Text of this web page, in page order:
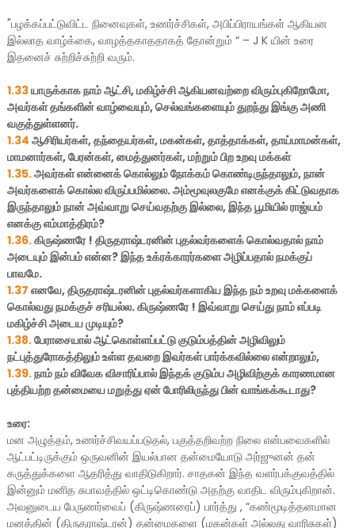
"பழக்கப்பட்டுவிட்ட நினைவுகள், உணர்ச்சிகள், அபிப்பிராயங்கள் ஆகியன
இல்லாத வாழ்க்கை, வாழத்தகாததாகத் தோன்றும் “ – J K யின் உரை
இதனைச் சுற்றிச்சுற்றி வரும்.
1.33யாருக்காக நாம் ஆட்சி, மகிழ்ச்சி ஆகியனவற்றை விரும்புகிறோமோ,
அவர்கள் தங்களின் வாழ்வையும், செல்வங்களையும் துறந்து இங்கு அணி
வகுத்துள்ளனர்.
1.34 ஆசிரியர்கள், தந்தையர்கள், மகன்கள், தாத்தாக்கள், தாய்மாமன்கள்,
மாமனார்கள், பேரன்கள், மைத்துனர்கள், மற்றும் பிற உறவு மக்கள்
1.35.அவர்கள் என்னைக் கொல்லும் நோக்கம் கொண்டிருந்தாலும், நான்
அவர்களைக் கொல்ல விருப்பமில்லை. அம்மூவுலகுமே எனக்குக் கிட்டுவதாக
இருந்தாலும் நான் அவ்வாறு செய்வதற்கு இல்லை, இந்த பூமியில் ராஜ்யம்
எனக்கு எம்மாத்திரம்?
1.36.கிருஷ்ணரே ! திருதராஷ்டரனின் புதல்வர்களைக் கொல்வதால் நாம்
அடையும் இன்பம் என்ன? இந்த உக்ரக்காரர்களை அழிப்பதால் நமக்குப்
பாவமே.
1.37 எனவே, திருதராஷ்டரனின் புதல்வர்களாகிய இந்த நம் உறவு மக்களைக்
கொல்வது நமக்குச் சரியல்ல. கிருஷ்ணரே ! இவ்வாறு செய்து நாம் எப்படி
மகிழ்ச்சி அடைய முடியும்?
1.38.பேராசையால் ஆட்கொள்ளப்பட்டு குடும்பத்தின் அழிவிலும்
நட்புத்துரோகத்திலும் உள்ள தவறை இவர்கள் பார்க்கவில்லை என்றாலும்,
1.39.நாம் நம் விவேக விசாரிப்பால் இந்தக் குடும்ப அழிவிற்குக் காரணமான
புத்தியற்ற தன்மையை மறுத்து ஏன் போரிலிருந்து பின் வாங்கக்கூடாது?
உரை:
மன அழுத்தம், உணர்ச்சிவயப்படுதல், பகுத்தறிவற்ற நிலை என்பவைகளில்
ஆட்பட்டிருக்கும் ஒருவனின் இயல்பான தன்மையோடு அர்ஜுனன் தன்
கருத்துக்களை ஆதரித்து வாதிடுகிறார். சாதகன் இந்த வளர்பக்குவத்தில்
இன்னும் மனித சுபாவத்தில் ஒட்டிகொண்டு அதற்கு வாதிட விரும்புகிறான்.
அவனுடைய பேருணர்வைப் (கிருஷ்ணரைப்) பார்த்து , “கண்மூடித்தனமான
மனத்தின் (திருதராஷ்டரன்) தன்மைகளை (மகன்கள் அல்லது வாரிசுகள்)